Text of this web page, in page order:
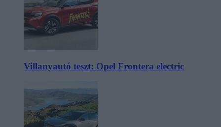
Villanyautó teszt: Opel Frontera electric